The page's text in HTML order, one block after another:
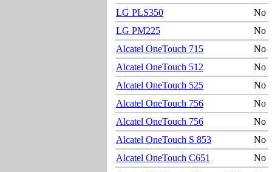
LG PLS350
No
LG PM225
No
Alcatel OneTouch 715
No
Alcatel OneTouch 512
No
Alcatel OneTouch 525
No
Alcatel OneTouch 756
No
Alcatel OneTouch 756
No
Alcatel OneTouch S 853
No
Alcatel OneTouch C651
No